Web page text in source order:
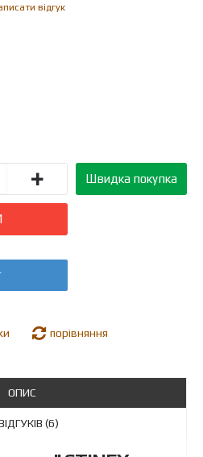
відгук
Швидка покупка
+
порівняння
ОПИС
(6)